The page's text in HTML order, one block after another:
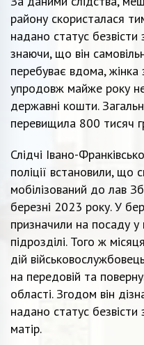
району скористалася
надано статус безвісти
знаючи, що він
перебуває вдома, жінка
упродовж майже року
державні кошти.
перевищила 800 тисяч
Слідчі Івано-
поліції встановили, що
мобілізований до лав
березні 2023 року. У
призначили на посаду у
підрозділі. Того ж
дій
на передовій та
області. Згодом він
надано статус
матір.